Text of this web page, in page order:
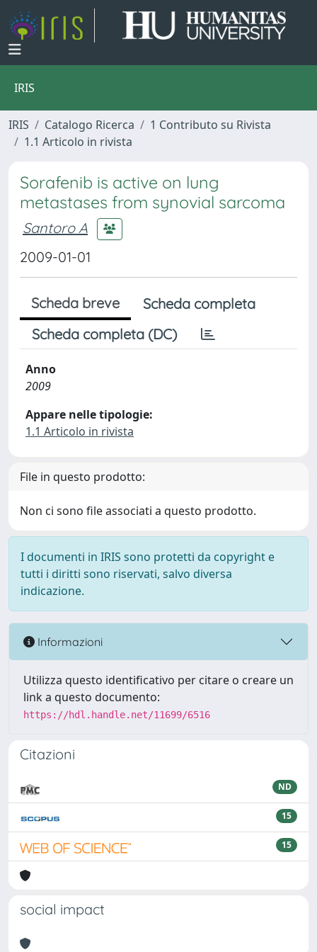
IRIS
IRIS Catalogo Ricerca
1 Contributo su Rivista
1.1 Articolo in rivista
Sorafenib is active on lung
metastases from synovial sarcoma
Santoro A
2009-01-01
Scheda breve
Scheda completa
Scheda completa (DC)
Anno
2009
Appare nelle tipologie:
1.1 Articolo in rivista
File in questo prodotto:
Non ci sono file associati a questo prodotto.
I documenti in IRIS sono protetti da copyright e
tutti i diritti sono riservati, salvo diversa
indicazione.
Informazioni
Utilizza questo identificativo per citare o creare un
link a questo documento:
https://hdl.handle.net/11699/6516
Citazioni
ND
15
15
social impact